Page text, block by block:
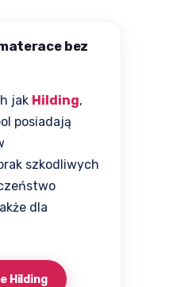
bez
jak Hilding,
posiadają
szkodliwych
dla
Hilding